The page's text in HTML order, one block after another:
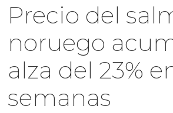
Precio del
noruego
alza del 23%
semanas